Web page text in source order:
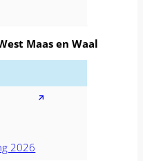
Maas en Waal
2026